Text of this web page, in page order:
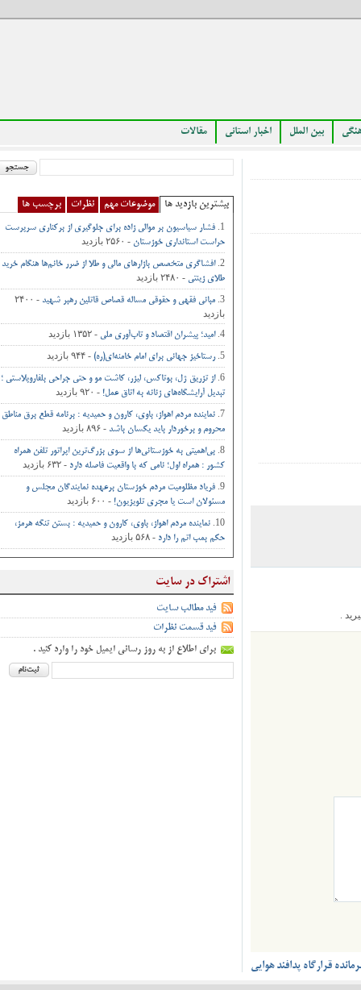
بین الملل اخبار استانی مقالات
.
پدافند هوایی
بیشترین بازدید ها موضوعات مهم نظرات برچسب ها
فشار سیاسیون بر موالی زاده برای جلوگیری از برکناری سرپرست
حراست استانداری خوزستان- ۲۵۶۰ بازدید
افشاگری متخصص بازارهای مالی و طلا از ضرر خانم‌ها هنگام خرید
طلای زینتی- ۲۴۸۰ بازدید
مبانی فقهی و حقوقی مساله قصاص قاتلین رهبر شهید
- ۲۴۰۰
بازدید
امید؛ پیشران اقتصاد و تاب‌آوری ملی- ۱۳۵۲ بازدید
رستاخیز جهانی برای امام خامنه‌ای(ره)- ۹۴۴ بازدید
از تزریق ژل، بوتاکس، لیزر، کاشت مو و حتی جراحی‌ بلفاروپلاستی ؛
تبدیل آرایشگاه‌های زنانه به اتاق‌ عمل‌!- ۹۲۰ بازدید
نماینده مردم اهواز، باوی، کارون و حمیدیه : برنامه قطع برق مناطق
محروم و برخوردار باید یکسان باشد - ۸۹۶ بازدید
بی‌اهمیتی به خوزستانی‌ها از سوی بزرگ‌ترین اپراتور تلفن همراه
کشور : همراه اول؛ نامی که با واقعیت فاصله دارد - ۶۳۲ بازدید
فریاد مظلومیت مردم خوزستان برعهده نمایندگان مجلس و
مسئولان است یا مجری تلویزیون!- ۶۰۰ بازدید
نماینده مردم اهواز، باوی، کارون و حمیدیه : بستن تنگه هرمز،
حکم بمب اتم را دارد - ۵۶۸ بازدید
اشتراک در سایت
فید مطالب سایت
فید قسمت نظرات
برای اطلاع از به روز رسانی ایمیل خود را وارد کنید .